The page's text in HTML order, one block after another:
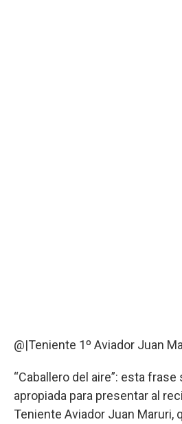
@|Teniente 1º Aviador Juan
“Caballero del aire”: esta frase
apropiada para presentar al
Teniente Aviador Juan Maruri,